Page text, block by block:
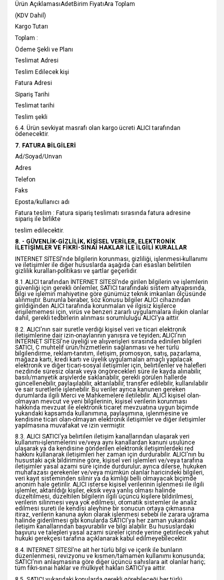
Ürün AçıklamasıAdetBirim FiyatıAra Toplam
(KDV Dahil)
Kargo Tutarı
Toplam :
Ödeme Şekli ve Planı
Teslimat Adresi
Teslim Edilecek kişi
Fatura Adresi
Sipariş Tarihi
Teslimat tarihi
Teslim şekli
6.4. Ürün sevkiyat masrafı olan kargo ücreti ALICI tarafından
ödenecektir.
7. FATURA BİLGİLERİ
Ad/Soyad/Unvan
Adres
Telefon
Faks
Eposta/kullanıcı adı
Fatura teslim : Fatura sipariş teslimatı sırasında fatura adresine
sipariş ile birlikte
teslim edilecektir.
8. - GÜVENLİK-GİZLİLİK, KİŞİSEL VERİLER, ELEKTRONİK
İLETİŞİMLER VE FİKRİ-SINAİ HAKLAR İLE İLGİLİ KURALLAR
INTERNET SİTESİ'nde bilgilerin korunması, gizliliği, işlenmesi-kullanımı
ve iletişimler ile diğer hususlarda aşağıda cari esasları belirtilen
gizlilik kuralları-politikası ve şartlar geçerlidir.
8.1.ALICI tarafından İNTERNET SİTESİ'nde girilen bilgilerin ve işlemlerin
güvenliği için gerekli önlemler, SATICI tarafındaki sistem altyapısında,
bilgi ve işlemin mahiyetine göre günümüz teknik imkanları ölçüsünde
alınmıştır. Bununla beraber, söz konusu bilgiler ALICI cihazından
girildiğinden ALICI tarafında korunmaları ve ilgisiz kişilerce
erişilememesi için, virüs ve benzeri zararlı uygulamalara ilişkin olanlar
dahil, gerekli tedbirlerin alınması sorumluluğu ALICI'ya aittir.
8.2. ALICI'nın sair suretle verdiği kişisel veri ve ticari elektronik
iletişimlerine dair izin-onaylarının yanısıra ve teyiden; ALICI'nın
İNTERNET SİTESİ'ne üyeliği ve alışverişleri sırasında edinilen bilgileri
SATICI, C muhtelif ürün/hizmetlerin sağlanması ve her türlü
bilgilendirme, reklam-tanıtım, iletişim, promosyon, satış, pazarlama,
mağaza kartı, kredi kartı ve üyelik uygulamaları amaçlı yapılacak
elektronik ve diğer ticari-sosyal iletişimler için, belirtilenler ve halefleri
nezdinde süresiz olarak veya öngörecekleri süre ile kayda alınabilir,
basılı/manyetik arşivlerde saklanabilir, gerekli görülen hallerde
güncellenebilir, paylaşılabilir, aktarılabilir, transfer edilebilir, kullanılabilir
ve sair suretlerle işlenebilir. Bu veriler ayrıca kanunen gereken
durumlarda ilgili Merci ve Mahkemelere iletilebilir. ALICI kişisel olan-
olmayan mevcut ve yeni bilgilerinin, kişisel verilerin korunması
hakkında mevzuat ile elektronik ticaret mevzuatına uygun biçimde
yukarıdaki kapsamda kullanımına, paylaşımına, işlenmesine ve
kendisine ticari olan-olmayan elektronik iletişimler ve diğer iletişimler
yapılmasına muvafakat ve izin vermiştir.
8.3. ALICI SATICI'ya belirtilen iletişim kanallarından ulaşarak veri
kullanımı-işlenmelerini ve/veya aynı kanallardan kanuni usulünce
ulaşarak ya da kendisine gönderilen elektronik iletişimlerdeki red
hakkını kullanarak iletişimleri her zaman için durdurabilir. ALICI'nın bu
husustaki açık bildirimine göre, kişisel veri işlemleri ve/veya tarafına
iletişimler yasal azami süre içinde durdurulur; ayrıca dilerse, hukuken
muhafazası gerekenler ve/veya mümkün olanlar haricindeki bilgileri,
veri kayıt sisteminden silinir ya da kimliği belli olmayacak biçimde
anonim hale getirilir. ALICI isterse kişisel verilerinin işlenmesi ile ilgili
işlemler, aktarıldığı kişiler, eksik veya yanlış olması halinde
düzeltilmesi, düzeltilen bilgilerin ilgili üçüncü kişilere bildirilmesi,
verilerin silinmesi veya yok edilmesi, otomatik sistemler ile analiz
edilmesi sureti ile kendisi aleyhine bir sonucun ortaya çıkmasına
itiraz, verilerin kanuna aykırı olarak işlenmesi sebebi ile zarara uğrama
halinde giderilmesi gibi konularda SATICI'ya her zaman yukarıdaki
iletişim kanallarından başvurabilir ve bilgi alabilir. Bu hususlardaki
başvuru ve talepleri yasal azami süreler içinde yerine getirilecek yahut
hukuki gerekçesi tarafına açıklanarak kabul edilmeyebilecektir.
8.4. INTERNET SİTESİ'ne ait her türlü bilgi ve içerik ile bunların
düzenlenmesi, revizyonu ve kısmen/tamamen kullanımı konusunda;
SATICI'nın anlaşmasına göre diğer üçüncü sahıslara ait olanlar hariç;
tüm fikri-sınai haklar ve mülkiyet hakları SATICI'ya aittir.